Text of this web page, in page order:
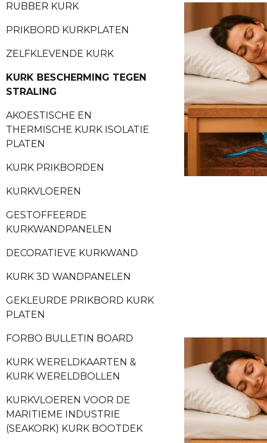
RUBBER KURK
PRIKBORD KURKPLATEN
ZELFKLEVENDE KURK
KURK BESCHERMING TEGEN
STRALING
AKOESTISCHE EN
THERMISCHE KURK ISOLATIE
PLATEN
KURK PRIKBORDEN
KURKVLOEREN
GESTOFFEERDE
KURKWANDPANELEN
DECORATIEVE KURKWAND
KURK 3D WANDPANELEN
GEKLEURDE PRIKBORD KURK
PLATEN
FORBO BULLETIN BOARD
KURK WERELDKAARTEN &
KURK WERELDBOLLEN
KURKVLOEREN VOOR DE
MARITIEME INDUSTRIE
(SEAKORK) KURK BOOTDEK